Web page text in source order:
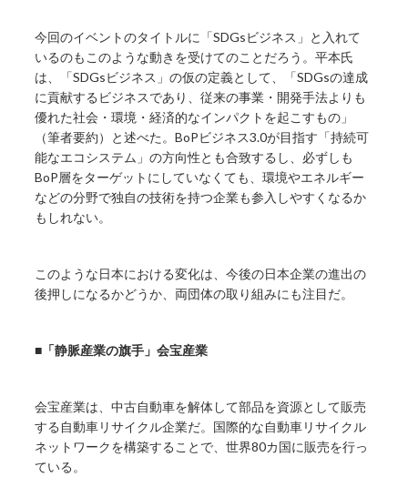
今回のイベントのタイトルに「SDGsビジネス」と入れて
いるのもこのような動きを受けてのことだろう。平本氏
は、「SDGsビジネス」の仮の定義として、「SDGsの達成
に貢献するビジネスであり、従来の事業・開発手法よりも
優れた社会・環境・経済的なインパクトを起こすもの」
（筆者要約）と述べた。BoPビジネス3.0が目指す「持続可
能なエコシステム」の方向性とも合致するし、必ずしも
BoP層をターゲットにしていなくても、環境やエネルギー
などの分野で独自の技術を持つ企業も参入しやすくなるか
もしれない。
このような日本における変化は、今後の日本企業の進出の
後押しになるかどうか、両団体の取り組みにも注目だ。
■「静脈産業の旗手」会宝産業
会宝産業は、中古自動車を解体して部品を資源として販売
する自動車リサイクル企業だ。国際的な自動車リサイクル
ネットワークを構築することで、世界80カ国に販売を行っ
ている。